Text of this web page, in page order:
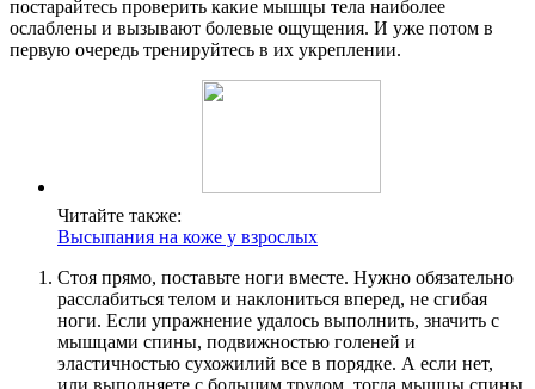
постарайтесь проверить какие мышцы тела наиболее
ослаблены и вызывают болевые ощущения. И уже потом в
первую очередь тренируйтесь в их укреплении.
Читайте также:
Высыпания на коже у взрослых
Стоя прямо, поставьте ноги вместе. Нужно обязательно
расслабиться телом и наклониться вперед, не сгибая
ноги. Если упражнение удалось выполнить, значить с
мышцами спины, подвижностью голеней и
эластичностью сухожилий все в порядке. А если нет,